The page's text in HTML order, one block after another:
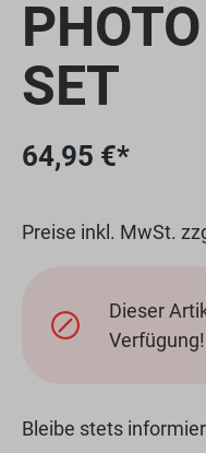
SET
64,95 €*
Preise inkl. MwSt.
Dieser
Verfügung!
Bleibe stets